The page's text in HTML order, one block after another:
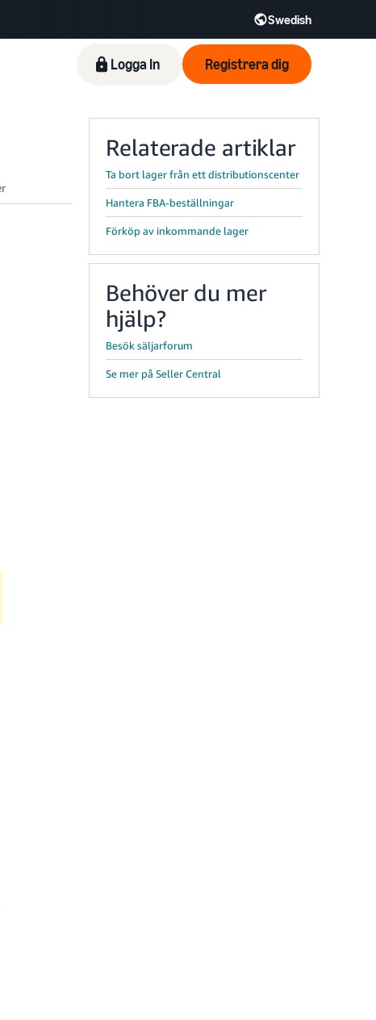
Swedish
Logga In Registrera dig
Relaterade artiklar
Ta bort lager från ett distributionscenter
Hantera FBA-beställningar
Förköp av inkommande lager
Behöver du mer
hjälp?
Besök säljarforum
Se mer på Seller Central